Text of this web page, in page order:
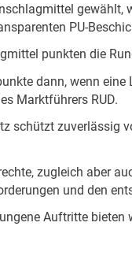
PU-
punkten die
dann, wenn
Marktführers RUD.
schützt zuverlässig
zugleich aber
und den
Auftritte bieten